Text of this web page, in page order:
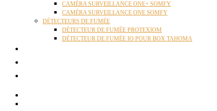
CAMÉRA SURVEILLANCE ONE+ SOMFY
CAMÉRA SURVEILLANCE ONE SOMFY
DÉTECTEURS DE FUMÉE
DÉTECTEUR DE FUMÉE PROTEXIOM
DÉTECTEUR DE FUMÉE IO POUR BOX TAHOMA